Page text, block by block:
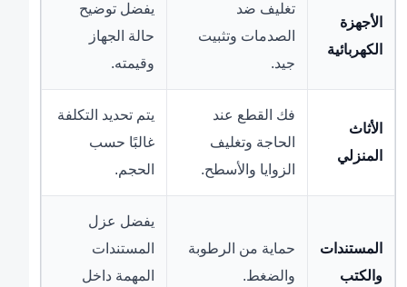
الأجهزة
الكهربائية
تغليف ضد
الصدمات وتثبيت
جيد.
يفضل توضيح
حالة الجهاز
وقيمته.
الأثاث
المنزلي
فك القطع عند
الحاجة وتغليف
الزوايا والأسطح.
يتم تحديد التكلفة
غالبًا حسب
الحجم.
المستندات
والكتب
حماية من الرطوبة
والضغط.
يفضل عزل
المستندات
المهمة داخل